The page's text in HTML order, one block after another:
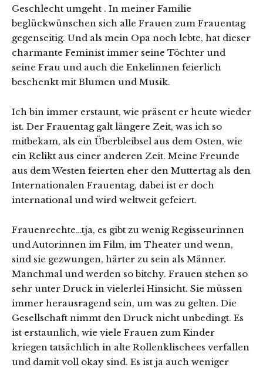
Geschlecht umgeht . In meiner Familie
beglückwünschen sich alle Frauen zum Frauentag
gegenseitig. Und als mein Opa noch lebte, hat dieser
charmante Feminist immer seine Töchter und
seine Frau und auch die Enkelinnen feierlich
beschenkt mit Blumen und Musik.
Ich bin immer erstaunt, wie präsent er heute wieder
ist. Der Frauentag galt längere Zeit, was ich so
mitbekam, als ein Überbleibsel aus dem Osten, wie
ein Relikt aus einer anderen Zeit. Meine Freunde
aus dem Westen feierten eher den Muttertag als den
Internationalen Frauentag, dabei ist er doch
international und wird weltweit gefeiert.
Frauenrechte…tja, es gibt zu wenig Regisseurinnen
und Autorinnen im Film, im Theater und wenn,
sind sie gezwungen, härter zu sein als Männer.
Manchmal und werden so bitchy. Frauen stehen so
sehr unter Druck in vielerlei Hinsicht. Sie müssen
immer herausragend sein, um was zu gelten. Die
Gesellschaft nimmt den Druck nicht unbedingt. Es
ist erstaunlich, wie viele Frauen zum Kinder
kriegen tatsächlich in alte Rollenklischees verfallen
und damit voll okay sind. Es ist ja auch weniger